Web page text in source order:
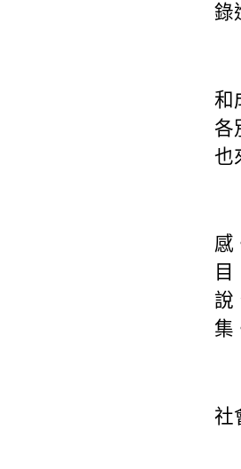
錄
和
各
也
感
說
集
社